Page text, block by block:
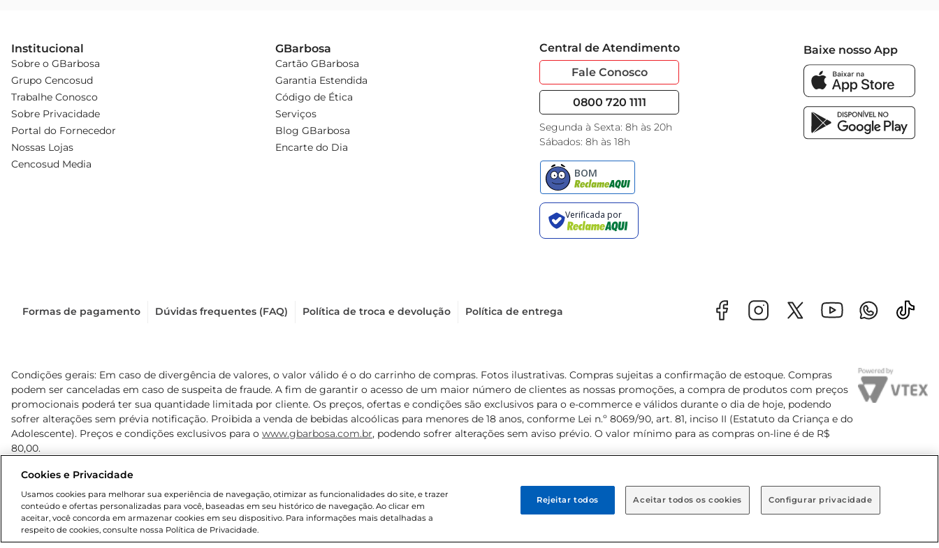
Institucional
Sobre o GBarbosa
Grupo Cencosud
Trabalhe Conosco
Sobre Privacidade
Portal do Fornecedor
Nossas Lojas
Cencosud Media
GBarbosa
Cartão GBarbosa
Garantia Estendida
Código de Ética
Serviços
Blog GBarbosa
Encarte do Dia
Central de Atendimento
Fale Conosco
0800 720 1111
Segunda à Sexta: 8h às 20h
Sábados: 8h às 18h
Baixe nosso App
Formas de pagamento Dúvidas frequentes (FAQ) Política de troca e devolução Política de entrega
Condições gerais: Em caso de divergência de valores, o valor válido é o do carrinho de compras. Fotos ilustrativas. Compras sujeitas a confirmação de estoque. Compras
podem ser canceladas em caso de suspeita de fraude. A fim de garantir o acesso de um maior número de clientes as nossas promoções, a compra de produtos com preços
promocionais poderá ter sua quantidade limitada por cliente. Os preços, ofertas e condições são exclusivos para o e-commerce e válidos durante o dia de hoje, podendo
sofrer alterações sem prévia notificação. Proibida a venda de bebidas alcoólicas para menores de 18 anos, conforme Lei n.º 8069/90, art. 81, inciso II (Estatuto da Criança e do
Adolescente). Preços e condições exclusivos para o www.gbarbosa.com.br, podendo sofrer alterações sem aviso prévio. O valor mínimo para as compras on-line é de R$
80,00.
Cookies e Privacidade
Usamos cookies para melhorar sua experiência de navegação, otimizar as funcionalidades do site, e trazer
conteúdo e ofertas personalizadas para você, baseadas em seu histórico de navegação. Ao clicar em
aceitar, você concorda em armazenar cookies em seu dispositivo. Para informações mais detalhadas a
respeito de cookies, consulte nossa Política de Privacidade.
Configurar privacidade
Rejeitar todos Aceitar todos os cookies